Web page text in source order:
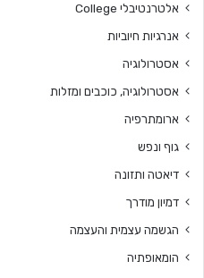
אלטרנטיבלי College
אנרגיות חיוביות
אסטרולוגיה
אסטרולוגיה, כוכבים ומזלות
ארומתרפיה
גוף ונפש
דיאטה ותזונה
דמיון מודרך
הגשמה עצמית והעצמה
הומאופתיה